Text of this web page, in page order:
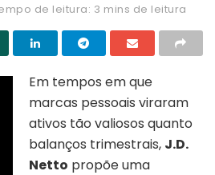
de leitura: 3 mins de leitura
Em tempos em que
marcas pessoais viraram
ativos tão valiosos quanto
balanços trimestrais, J.D.
Netto propõe uma